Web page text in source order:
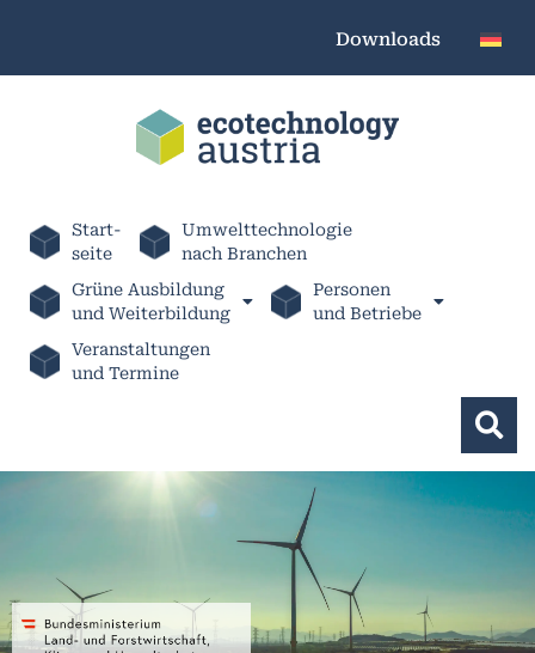
Downloads
Start-
seite
Umwelttechnologie
nach Branchen
Grüne Ausbildung
und Weiterbildung
Personen
und Betriebe
Veranstaltungen
und Termine